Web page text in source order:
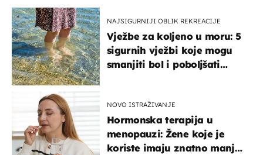
NAJSIGURNIJI OBLIK REKREACIJE
Vježbe za koljeno u moru: 5
sigurnih vježbi koje mogu
smanjiti bol i poboljšati
NOVO ISTRAŽIVANJE
Hormonska terapija u
menopauzi: Žene koje je
koriste imaju znatno manji